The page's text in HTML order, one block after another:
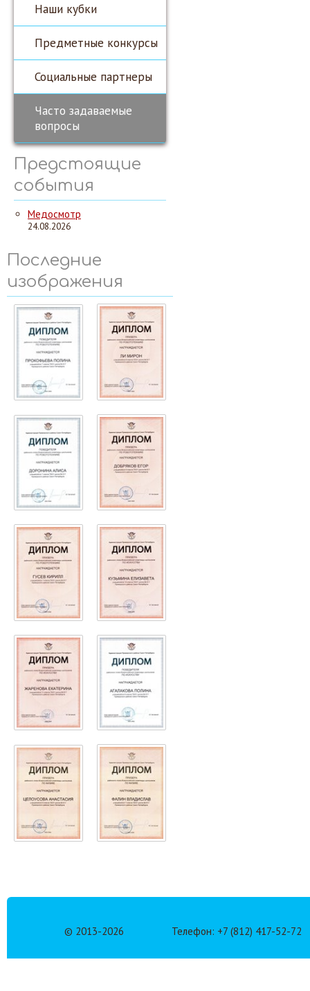
Наши кубки
Предметные конкурсы
Социальные партнеры
Часто задаваемые
вопросы
Предстоящие
события
Медосмотр
24.08.2026
Последние
изображения
© 2013-2026 Телефон: +7 (812) 417-52-72